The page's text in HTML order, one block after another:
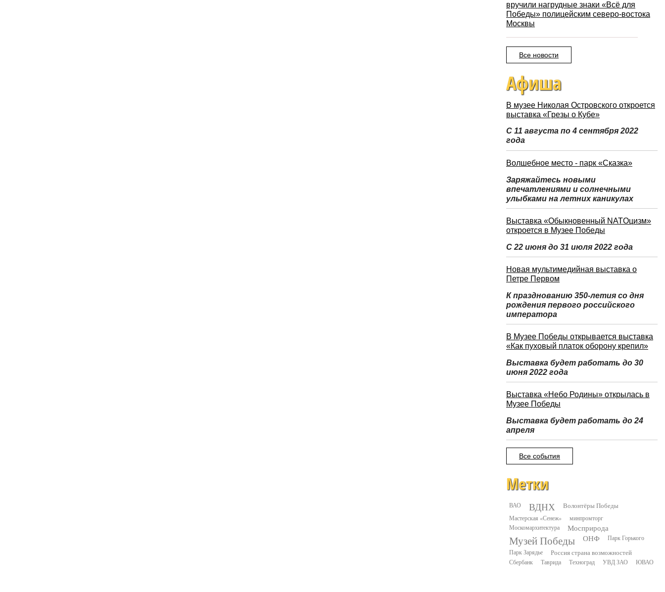
вручили нагрудные знаки «Всё для
Победы» полицейским северо-востока
Москвы
Все новости
Афиша
В музее Николая Островского откроется
выставка «Грезы о Кубе»
С 11 августа по 4 сентября 2022
года
Волшебное место - парк «Сказка»
Заряжайтесь новыми
впечатлениями и солнечными
улыбками на летних каникулах
Выставка «Обыкновенный NATOцизм»
откроется в Музее Победы
С 22 июня до 31 июля 2022 года
Новая мультимедийная выставка о
Петре Первом
К празднованию 350-летия со дня
рождения первого российского
императора
В Музее Победы открывается выставка
«Как пуховый платок оборону крепил»
Выставка будет работать до 30
июня 2022 года
Выставка «Небо Родины» открылась в
Музее Победы
Выставка будет работать до 24
апреля
Все события
Метки
ВАО ВДНХ Волонтёры Победы
Мастерская «Сенеж»
минпромторг
Москомархитектура
Мосприрода
Музей Победы ОНФ
Парк Горького
Парк Зарядье
Россия страна возможностей
Сбербанк Таврида Техноград УВД ЗАО ЮВАО